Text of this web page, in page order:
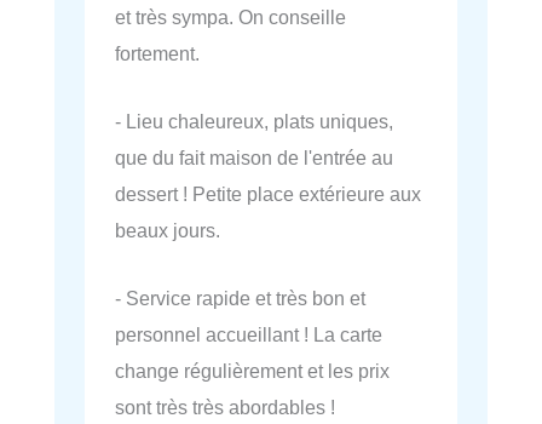
et très sympa. On conseille
fortement.
- Lieu chaleureux, plats uniques,
que du fait maison de l'entrée au
dessert ! Petite place extérieure aux
beaux jours.
- Service rapide et très bon et
personnel accueillant ! La carte
change régulièrement et les prix
sont très très abordables !